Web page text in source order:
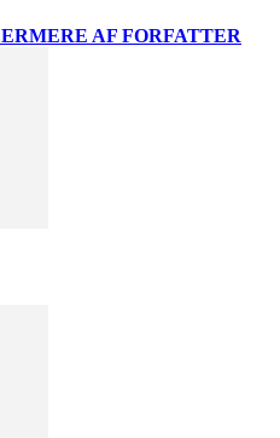
MERE AF FORFATTER